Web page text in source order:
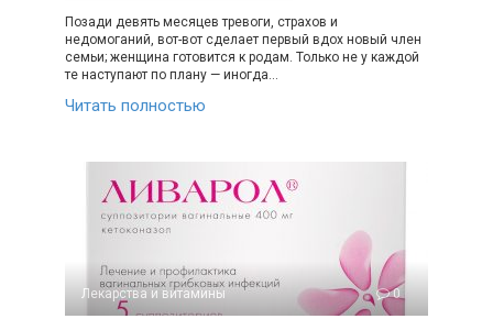
Позади девять месяцев тревоги, страхов и
недомоганий, вот-вот сделает первый вдох новый член
семьи; женщина готовится к родам. Только не у каждой
те наступают по плану — иногда…
Читать полностью
Лекарства и витамины 0